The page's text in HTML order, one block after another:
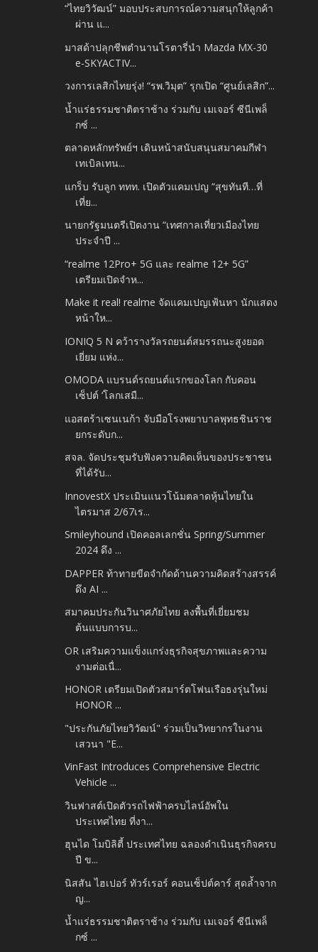
“ไทยวิวัฒน์” มอบประสบการณ์ความสนุกให้ลูกค้า
ผ่าน แ...
มาสด้าปลุกชีพตำนานโรตารี่นำ Mazda MX-30
e-SKYACTIV...
วงการเลสิกไทยรุ่ง! “รพ.วิมุต” รุกเปิด “ศูนย์เลสิก”...
น้ำแร่ธรรมชาติตราช้าง ร่วมกับ เมเจอร์ ซีนีเพล็
กซ์ ...
ตลาดหลักทรัพย์ฯ เดินหน้าสนับสนุนสมาคมกีฬา
เทเบิลเทน...
แกร็บ รับลูก ททท. เปิดตัวแคมเปญ “สุขทันที…ที่
เที่ย...
นายกรัฐมนตรีเปิดงาน “เทศกาลเที่ยวเมืองไทย
ประจำปี ...
“realme 12Pro+ 5G และ realme 12+ 5G”
เตรียมเปิดจำห...
Make it real! realme จัดแคมเปญเฟ้นหา นักแสดง
หน้าให...
IONIQ 5 N คว้ารางวัลรถยนต์สมรรถนะสูงยอด
เยี่ยม แห่ง...
OMODA แบรนด์รถยนต์แรกของโลก กับคอน
เซ็ปต์ ‘โลกเสมื...
แอสตร้าเซนเนก้า จับมือโรงพยาบาลพุทธชินราช
ยกระดับก...
สจล. จัดประชุมรับฟังความคิดเห็นของประชาชน
ที่ได้รับ...
InnovestX ประเมินแนวโน้มตลาดหุ้นไทยใน
ไตรมาส 2/67เร...
Smileyhound เปิดคอลเลกชั่น Spring/Summer
2024 ดึง ...
DAPPER ท้าทายขีดจำกัดด้านความคิดสร้างสรรค์
ดึง AI ...
สมาคมประกันวินาศภัยไทย ลงพื้นที่เยี่ยมชม
ต้นแบบการบ...
OR เสริมความแข็งแกร่งธุรกิจสุขภาพและความ
งามต่อเนื่...
HONOR เตรียมเปิดตัวสมาร์ตโฟนเรือธงรุ่นใหม่
HONOR ...
"ประกันภัยไทยวิวัฒน์" ร่วมเป็นวิทยากรในงาน
เสวนา "E...
VinFast Introduces Comprehensive Electric
Vehicle ...
วินฟาสต์เปิดตัวรถไฟฟ้าครบไลน์อัพใน
ประเทศไทย ที่งา...
ฮุนได โมบิลิตี้ ประเทศไทย ฉลองดำเนินธุรกิจครบ
ปี ข...
นิสสัน ไฮเปอร์ ทัวร์เรอร์ คอนเซ็ปต์คาร์ สุดล้ำจาก
ญ...
น้ำแร่ธรรมชาติตราช้าง ร่วมกับ เมเจอร์ ซีนีเพล็
กซ์ ...